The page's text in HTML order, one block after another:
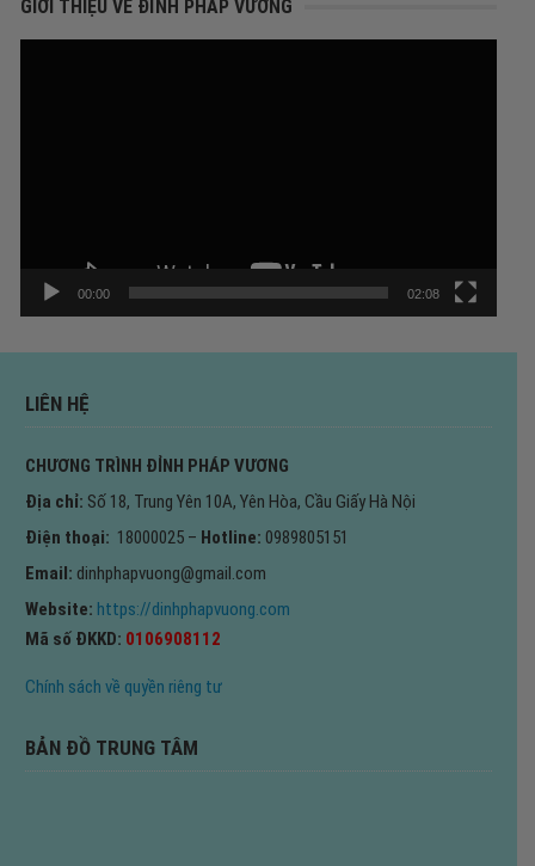
GIỚI THIỆU VỀ ĐỈNH PHÁP VƯƠNG
00:00 02:08
LIÊN HỆ
CHƯƠNG TRÌNH ĐỈNH PHÁP VƯƠNG
Địa chỉ: Số 18, Trung Yên 10A, Yên Hòa, Cầu Giấy Hà Nội
Điện thoại: 18000025 – Hotline: 0989805151
Email: dinhphapvuong@gmail.com
Website: https://dinhphapvuong.com
Mã số ĐKKD: 0106908112
Chính sách về quyền riêng tư
BẢN ĐỒ TRUNG TÂM